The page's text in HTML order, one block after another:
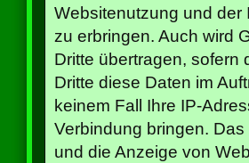
Websitenutzung und
zu erbringen. Auch wird
Dritte übertragen,
Dritte diese Daten im
keinem Fall Ihre IP-
Verbindung bringen.
und die Anzeige von